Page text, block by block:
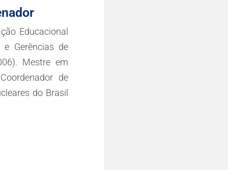
Educacional
Gerências de
Mestre em
de
do Brasil